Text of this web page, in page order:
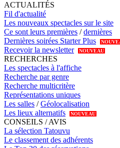
ACTUALITÉS
Fil d'actualité
Les nouveaux spectacles sur le site
Ce sont leurs premières /dernières
Dernières soirées Starter Plus
Recevoir la newsletter NOUVEAU
RECHERCHES
Les spectacles à l'affiche
Recherche par genre
Recherche multicritère
Représentations uniques
Les salles /Géolocalisation
Les lieux alternatifs
NOUVEAU
CONSEILS / AVIS
La sélection Tatouvu
Le classement des adhérents